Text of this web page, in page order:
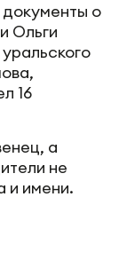
о
Ольги
16
а
не
и имени.